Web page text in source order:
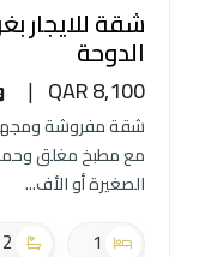
شقة للايجار
الدوحة
QAR 8,100
|
شقة مفروشة
مع مطبخ مغلق
الصغيرة أو الأف
1
2